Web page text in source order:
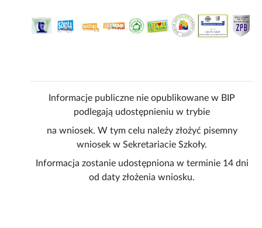
Informacje publiczne nie opublikowane w BIP
podlegają udostępnieniu w trybie
na wniosek. W tym celu należy złożyć pisemny
wniosek w Sekretariacie Szkoły.
Informacja zostanie udostępniona w terminie 14 dni
od daty złożenia wniosku.